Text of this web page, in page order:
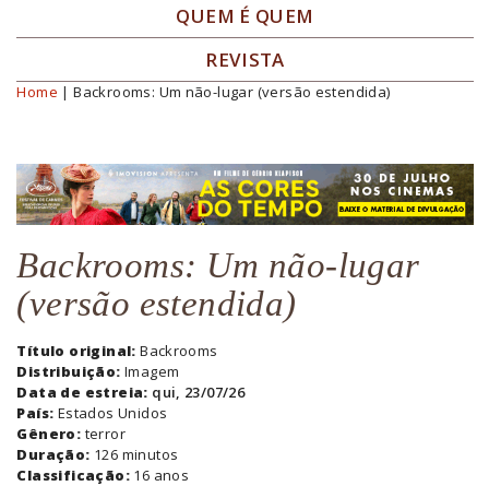
QUEM É QUEM
REVISTA
Você está aqui
Home | Backrooms: Um não-lugar (versão estendida)
Backrooms: Um não-lugar
(versão estendida)
Título original:Backrooms
Distribuição: Imagem
Data de estreia: qui, 23/07/26
País: Estados Unidos
Gênero: terror
Duração: 126 minutos
Classificação: 16 anos